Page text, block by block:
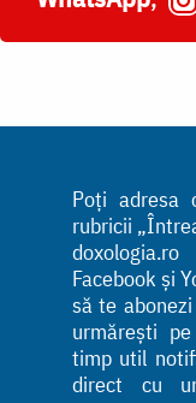
Poți adresa
rubricii
Facebook și
să te
urmărești
timp util
direct cu